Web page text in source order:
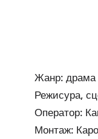
Жанр: драма
Режисура,
Оператор:
Монтаж: